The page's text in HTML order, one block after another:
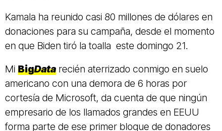
Kamala ha reunido casi 80 millones de dólares en
donaciones para su campaña, desde el momento
en que Biden tiró la toalla este domingo 21.
Mi BigData recién aterrizado conmigo en suelo
americano con una demora de 6 horas por
cortesía de Microsoft, da cuenta de que ningún
empresario de los llamados grandes en EEUU
forma parte de ese primer bloque de donadores